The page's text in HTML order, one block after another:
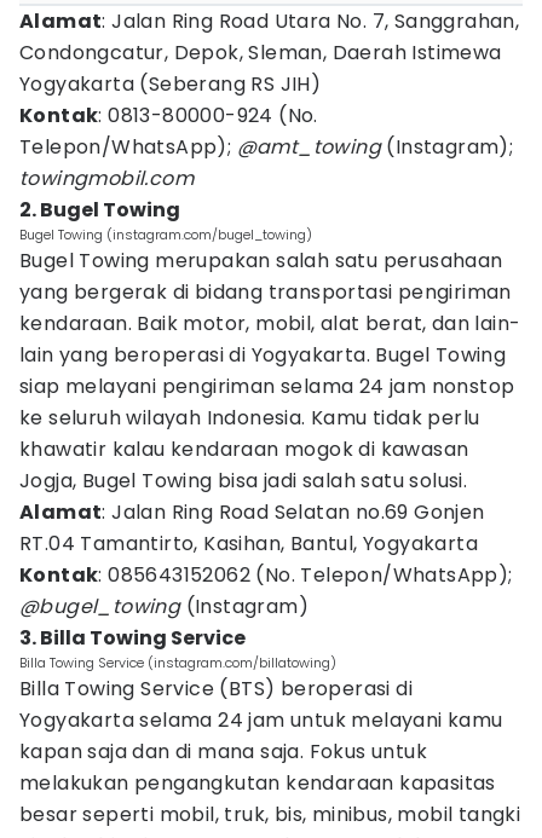
Alamat: Jalan Ring Road Utara No. 7, Sanggrahan,
Condongcatur, Depok, Sleman, Daerah Istimewa
Yogyakarta (Seberang RS JIH)
Kontak: 0813-80000-924 (No.
Telepon/WhatsApp); @amt_towing(Instagram);
towingmobil.com
2. Bugel Towing
Bugel Towing (instagram.com/bugel_towing)
Bugel Towing merupakan salah satu perusahaan
yang bergerak di bidang transportasi pengiriman
kendaraan. Baik motor, mobil, alat berat, dan lain-
lain yang beroperasi di Yogyakarta. Bugel Towing
siap melayani pengiriman selama 24 jam nonstop
ke seluruh wilayah Indonesia. Kamu tidak perlu
khawatir kalau kendaraan mogok di kawasan
Jogja, Bugel Towing bisa jadi salah satu solusi.
Alamat: Jalan Ring Road Selatan no.69 Gonjen
RT.04 Tamantirto, Kasihan, Bantul, Yogyakarta
Kontak: 085643152062 (No. Telepon/WhatsApp);
@bugel_towing(Instagram)
3. Billa Towing Service
Billa Towing Service (instagram.com/billatowing)
Billa Towing Service (BTS) beroperasi di
Yogyakarta selama 24 jam untuk melayani kamu
kapan saja dan di mana saja. Fokus untuk
melakukan pengangkutan kendaraan kapasitas
besar seperti mobil, truk, bis, minibus, mobil tangki